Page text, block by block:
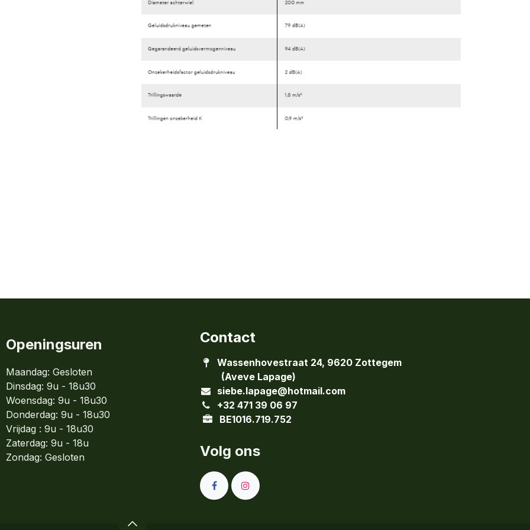
Contact
Wassenhovestraat 24, 9620 Zottegem
(Aveve Lapage)
siebe.lapage@hotmail.com
+32 471 39 06 97
BE1016.719.752
Volg ons
Openingsuren
Maandag: Gesloten
Dinsdag: 9u - 18u30
Woensdag: 9u - 18u30
Donderdag: 9u - 18u30
Vrijdag : 9u - 18u30
Zaterdag: 9u - 18u
Zondag: Gesloten